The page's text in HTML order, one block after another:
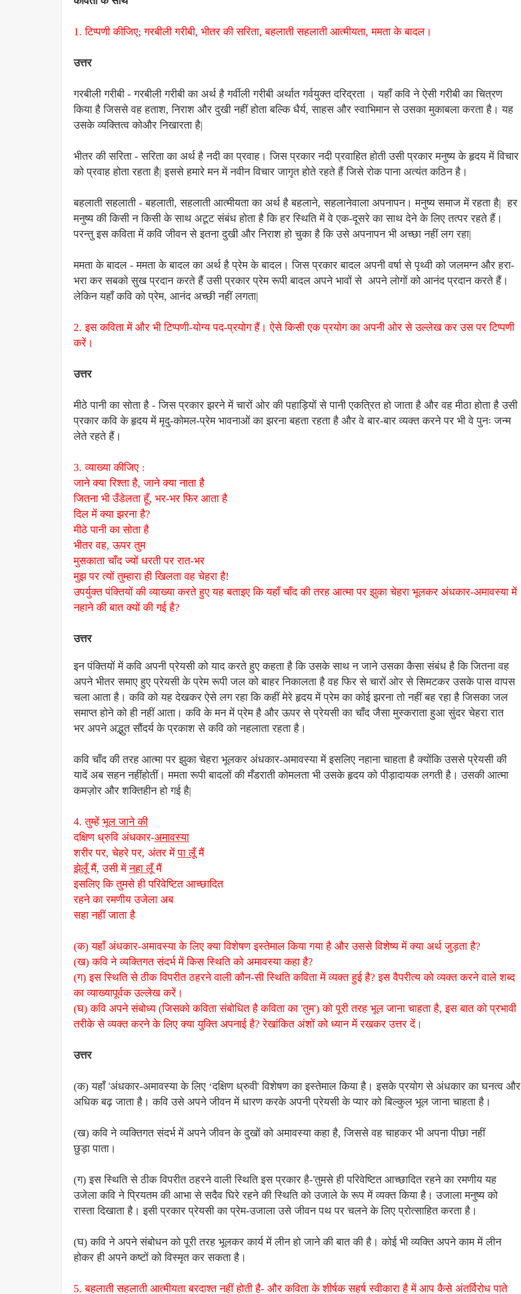
1. टिप्पणी कीजिए; गरबीली गरीबी, भीतर की सरिता, बहलाती सहलाती आत्मीयता, ममता के बादल।
उत्तर
गरबीली गरीबी - गरबीली गरीबी का अर्थ है गर्वीली गरीबी अर्थात गर्वयुक्त दरिद्रता । यहाँ कवि ने ऐसी गरीबी का चित्रण
किया है जिससे वह हताश, निराश और दुखी नहीं होता बल्कि धैर्य, साहस और स्वाभिमान से उसका मुकाबला करता है। यह
उसके व्यक्तित्व कोऔर निखारता है|
भीतर की सरिता - सरिता का अर्थ है नदी का प्रवाह। जिस प्रकार नदी प्रवाहित होती उसी प्रकार मनुष्य के हृदय में विचार
को प्रवाह होता रहता है| इससे हमारे मन में नवीन विचार जागृत होते रहते हैं जिसे रोक पाना अत्यंत कठिन है।
बहलाती सहलाती - बहलाती, सहलाती आत्मीयता का अर्थ है बहलाने, सहलानेवाला अपनापन। मनुष्य समाज में रहता है| हर
मनुष्य की किसी न किसी के साथ अटूट संबंध होता है कि हर स्थिति में वे एक-दूसरे का साथ देने के लिए तत्पर रहते हैं।
परन्तु इस कविता में कवि जीवन से इतना दुखी और निराश हो चुका है कि उसे अपनापन भी अच्छा नहीं लग रहा|
ममता के बादल - ममता के बादल का अर्थ है प्रेम के बादल। जिस प्रकार बादल अपनी वर्षा से पृथ्वी को जलमग्न और हरा-
भरा कर सबको सुख प्रदान करते हैं उसी प्रकार प्रेम रूपी बादल अपने भावों से अपने लोगों को आनंद प्रदान करते हैं।
लेकिन यहाँ कवि को प्रेम, आनंद अच्छी नहीं लगता|
2. इस कविता में और भी टिप्पणी-योग्य पद-प्रयोग हैं। ऐसे किसी एक प्रयोग का अपनी ओर से उल्लेख कर उस पर टिप्पणी
करें।
उत्तर
मीठे पानी का सोता है - जिस प्रकार झरने में चारों ओर की पहाड़ियों से पानी एकत्रित हो जाता है और वह मीठा होता है उसी
प्रकार कवि के हृदय में मृदु-कोमल-प्रेम भावनाओं का झरना बहता रहता है और वे बार-बार व्यक्त करने पर भी वे पुनः जन्म
लेते रहते हैं।
3. व्याख्या कीजिए :
जाने क्या रिश्ता है, जाने क्या नाता है
जितना भी उँडेलता हूँ, भर-भर फिर आता है
दिल में क्या झरना है?
मीठे पानी का सोता है
भीतर वह, ऊपर तुम
मुसकाता चाँद ज्यों धरती पर रात-भर
मुझ पर त्यों तुम्हारा ही खिलता वह चेहरा है!
उपर्युक्त पंक्तियों की व्याख्या करते हुए यह बताइए कि यहाँ चाँद की तरह आत्मा पर झुका चेहरा भूलकर अंधकार-अमावस्या में
नहाने की बात क्यों की गई है?
उत्तर
इन पंक्तियों में कवि अपनी प्रेयसी को याद करते हुए कहता है कि उसके साथ न जाने उसका कैसा संबंध है कि जितना वह
अपने भीतर समाए हुए प्रेयसी के प्रेम रूपी जल को बाहर निकालता है वह फिर से चारों ओर से सिमटकर उसके पास वापस
चला आता है। कवि को यह देखकर ऐसे लग रहा कि कहीं मेरे हृदय में प्रेम का कोई झरना तो नहीं बह रहा है जिसका जल
समाप्त होने को ही नहीं आता। कवि के मन में प्रेम है और ऊपर से प्रेयसी का चाँद जैसा मुस्कराता हुआ सुंदर चेहरा रात
भर अपने अद्भुत सौंदर्य के प्रकाश से कवि को नहलाता रहता है।
कवि चाँद की तरह आत्मा पर झुका चेहरा भूलकर अंधकार-अमावस्या में इसलिए नहाना चाहता है क्योंकि उससे प्रेयसी की
यादें अब सहन नहींहोतीं। ममता रूपी बादलों की मँडराती कोमलता भी उसके हृदय को पीड़ादायक लगती है। उसकी आत्मा
कमज़ोर और शक्तिहीन हो गई है|
4. तुम्हें भूल जाने की
दक्षिण ध्रुवि अंधकार-अमावस्या
शरीर पर, चेहरे पर, अंतर मेंपा लूँमैं
झेलूँमैं, उसी मेंनहा लूँमैं
इसलिए कि तुमसे ही परिवेष्टित आच्छादित
रहने का रमणीय उजेला अब
सहा नहीं जाता है
(क) यहाँ अंधकार-अमावस्या के लिए क्या विशेषण इस्तेमाल किया गया है और उससे विशेष्य में क्या अर्थ जुड़ता है?
(ख) कवि ने व्यक्तिगत संदर्भ में किस स्थिति को अमावस्या कहा है?
(ग) इस स्थिति से ठीक विपरीत ठहरने वाली कौन-सी स्थिति कविता में व्यक्त हुई है? इस वैपरीत्य को व्यक्त करने वाले शब्द
का व्याख्यापूर्वक उल्लेख करें।
(घ) कवि अपने संबोध्य (जिसको कविता संबोधित है कविता का 'तुम') को पूरी तरह भूल जाना चाहता है, इस बात को प्रभावी
तरीके से व्यक्त करने के लिए क्या युक्ति अपनाई है? रेखांकित अंशों को ध्यान में रखकर उत्तर दें।
उत्तर
(क) यहाँ 'अंधकार-अमावस्या के लिए ‘दक्षिण ध्रुवी' विशेषण का इस्तेमाल किया है। इसके प्रयोग से अंधकार का घनत्व और
अधिक बढ़ जाता है। कवि उसे अपने जीवन में धारण करके अपनी प्रेयसी के प्यार को बिल्कुल भूल जाना चाहता है।
(ख) कवि ने व्यक्तिगत संदर्भ में अपने जीवन के दुखों को अमावस्या कहा है, जिससे वह चाहकर भी अपना पीछा नहीं
छुड़ा पाता।
(ग) इस स्थिति से ठीक विपरीत ठहरने वाली स्थिति इस प्रकार है-'तुमसे ही परिवेष्टित आच्छादित रहने का रमणीय यह
उजेला कवि ने प्रियतम की आभा से सदैव घिरे रहने की स्थिति को उजाले के रूप में व्यक्त किया है। उजाला मनुष्य को
रास्ता दिखाता है। इसी प्रकार प्रेयसी का प्रेम-उजाला उसे जीवन पथ पर चलने के लिए प्रोत्साहित करता है।
(घ) कवि ने अपने संबोधन को पूरी तरह भूलकर कार्य में लीन हो जाने की बात की है। कोई भी व्यक्ति अपने काम में लीन
होकर ही अपने कष्टों को विस्मृत कर सकता है।
5. बहलाती सहलाती आत्मीयता बरदाश्त नहीं होती है- और कविता के शीर्षक सहर्ष स्वीकारा है में आप कैसे अंतर्विरोध पाते